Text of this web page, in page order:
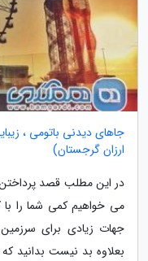
جاهای دیدنی باتومی ،
ارزان گرجستان)
در این مطلب قصد پرداختن
می خواهیم کمی شما را
جهات زیادی برای
بعلاوه بد نیست بدانید